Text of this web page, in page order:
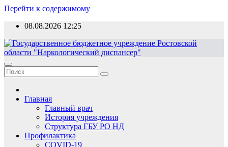
Перейти к содержимому
08.08.2026 12:25
Главная
Главный врач
История учреждения
Структура ГБУ РО НД
Профилактика
COVID-19